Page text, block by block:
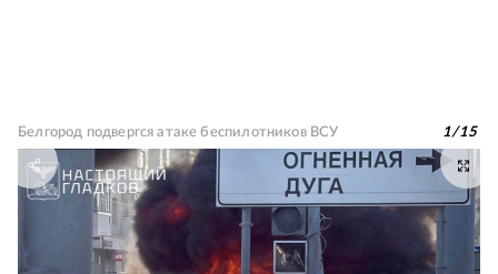
Белгород подвергся атаке беспилотников ВСУ 1/15